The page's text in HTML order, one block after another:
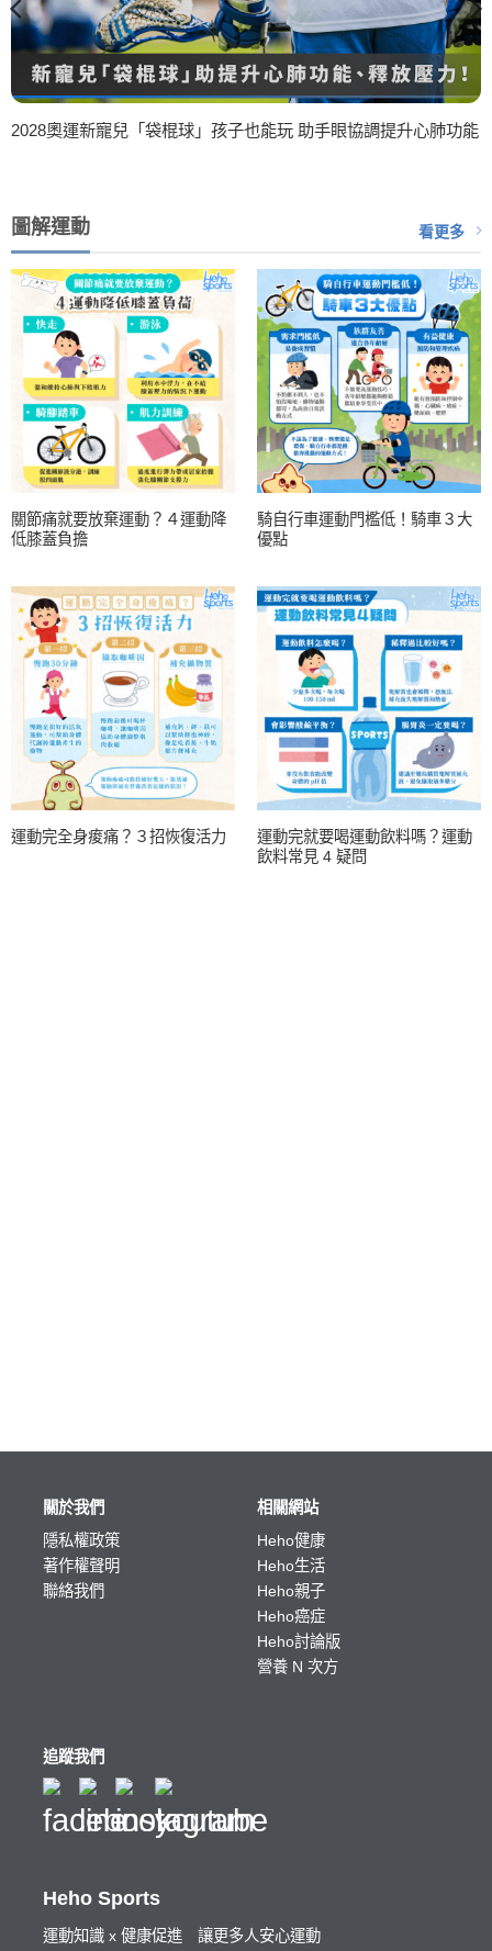
2028奧運新寵兒「袋棍球」孩子也能玩 助手眼協調提升心肺功能
圖解運動 看更多
關節痛就要放棄運動？４運動降
低膝蓋負擔
騎自行車運動門檻低！騎車３大
優點
運動完全身痠痛？３招恢復活力
運動完就要喝運動飲料嗎？運動
飲料常見 4 疑問
Heho Sports
運動知識 x 健康促進 讓更多人安心運動
關於我們
隱私權政策
著作權聲明
聯絡我們
相關網站
Heho健康
Heho生活
Heho親子
Heho癌症
Heho討論版
營養 N 次方
追蹤我們